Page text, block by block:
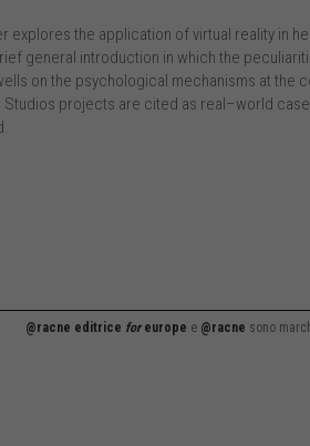
explores the application of virtual reality in
general introduction in which the
on the psychological mechanisms at the
projects are cited as real–world
@racne editrice foreurope e @racne sono